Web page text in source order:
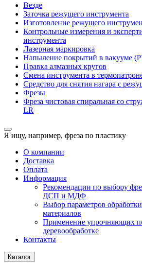
Везде
Заточка режущего инструмента
Изготовление режущего
Контрольные измерения и
инструмента
Лазерная маркировка
Напыление покрытий в вакууме
Правка алмазных кругов
Смена инструмента в
Средство для снятия нагара с
Фрезы
Фреза чистовая спиральная со
LR
Я ищу, например, фреза по пластику
О компании
Доставка
Оплата
Информация
Рекомендации по выбору
ДСП и МДФ
Выбор параметров
материалов
Применение упрочняющих
деревообработке
Контакты
Каталог